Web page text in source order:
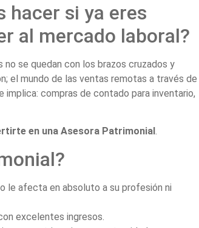
hacer si ya eres
al mercado laboral?
se quedan con los brazos cruzados y
el mundo de las ventas remotas a través de
compras de contado para inventario,
en una Asesora Patrimonial .
le afecta en absoluto a su profesión ni
excelentes ingresos.